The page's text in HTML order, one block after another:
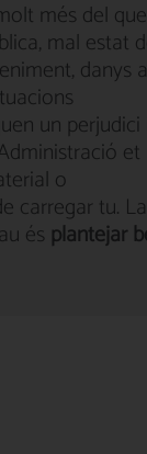
més del que
mal estat
danys a
un perjudici
et
o
carregar tu. La
és plantejar